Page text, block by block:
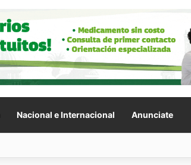
Nacional e Internacional Anunciate